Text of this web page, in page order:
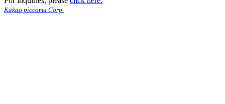
Kakao piccoma Corp.